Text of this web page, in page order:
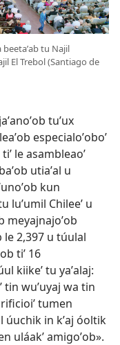
beetaʼab tu Najil
El Trebol (Santiago de
tuʼux
especialoʼoboʼ
le asambleaoʼ
utiaʼal u
kun
luʼumil Chileeʼ u
meyajnajoʼob
le 2,397 u túulal
tiʼ 16
kiikeʼ tu yaʼalaj:
tin wuʼuyaj wa tin
tumen
úuchik in kʼaj óoltik
uláakʼ amigoʼob».